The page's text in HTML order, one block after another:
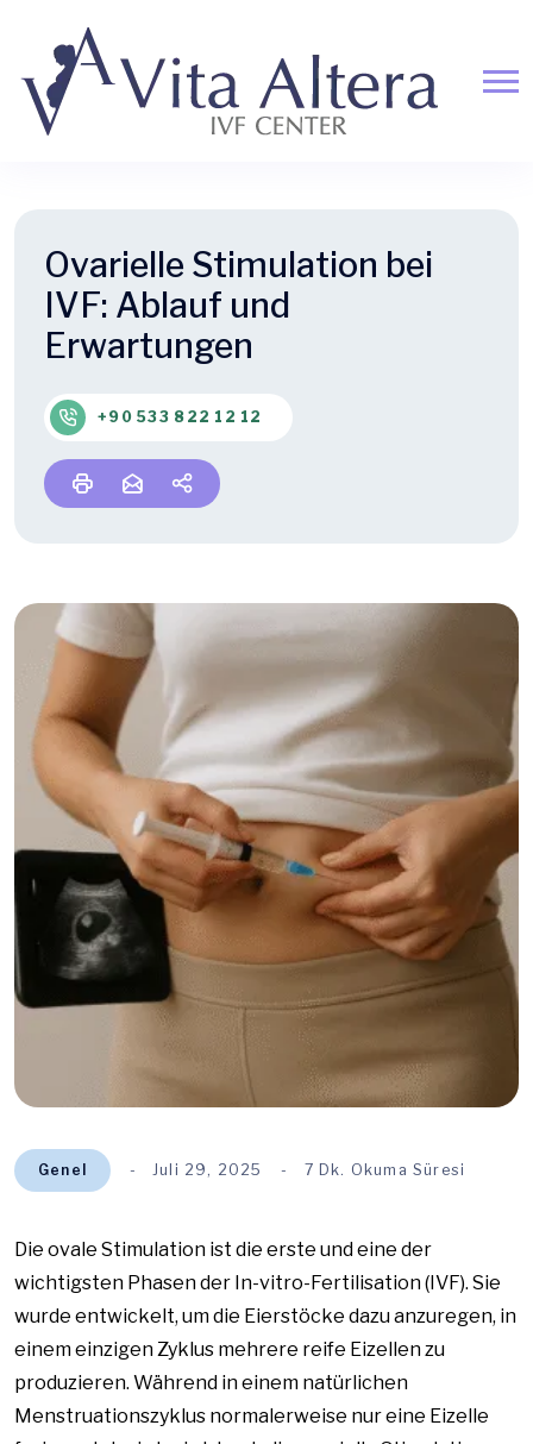
Ovarielle Stimulation bei
IVF: Ablauf und
Erwartungen
+90 533 822 12 12
Genel Juli 29, 2025 7 Dk. Okuma Süresi
Die ovale Stimulation ist die erste und eine der
wichtigsten Phasen der In-vitro-Fertilisation (IVF). Sie
wurde entwickelt, um die Eierstöcke dazu anzuregen, in
einem einzigen Zyklus mehrere reife Eizellen zu
produzieren. Während in einem natürlichen
Menstruationszyklus normalerweise nur eine Eizelle